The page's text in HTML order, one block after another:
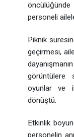
öncülüğünde
personeli
Piknik
geçirmesi,
görüntülere
oyunlar ve
dönüştü.
Etkinlik
personelin